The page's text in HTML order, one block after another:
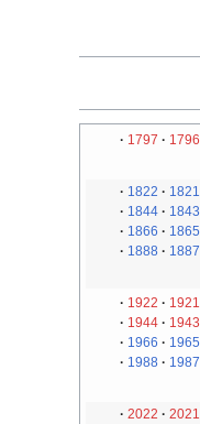
1796
1797
1821
1822
1843
1844
1865
1866
1887
1888
1921
1922
1943
1944
1965
1966
1987
1988
2021
2022